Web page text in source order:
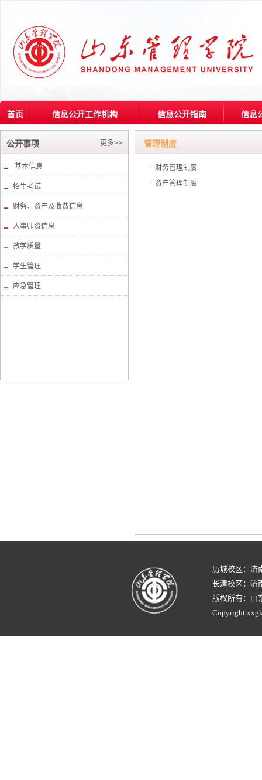
首页 信息公开工作机构 信息公开指南 信息
公开事项 更多>>
基本信息
招生考试
财务、资产及收费信息
人事师资信息
教学质量
学生管理
应急管理
管理制度
· 财务管理制度
· 资产管理制度
历城校区：
长清校区：
版权所有：山
Copyright